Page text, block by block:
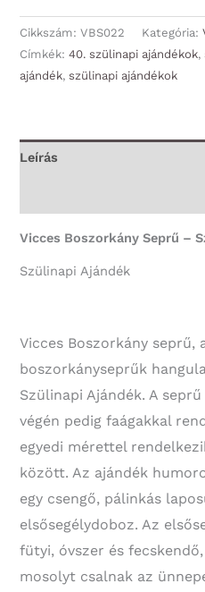
Cikkszám:VBS022 Kategória:
Címkék:40. szülinapi ajándékok,
ajándék,szülinapi ajándékok
Leírás
Vicces Boszorkány Seprű –
Szülinapi Ajándék
Vicces Boszorkány seprű,
boszorkányseprűk
Szülinapi Ajándék. A
végén pedig faágakkal
egyedi mérettel
között. Az ajándék
egy csengő, pálinkás
elsősegélydoboz. Az
fütyi, óvszer és
mosolyt csalnak az